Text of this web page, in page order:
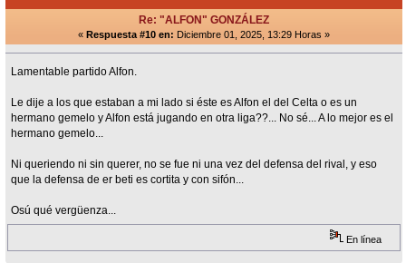
Re: "ALFON" GONZÁLEZ
« Respuesta #10 en: Diciembre 01, 2025, 13:29 Horas »
Lamentable partido Alfon.
Le dije a los que estaban a mi lado si éste es Alfon el del Celta o es un
hermano gemelo y Alfon está jugando en otra liga??... No sé... A lo mejor es el
hermano gemelo...
Ni queriendo ni sin querer, no se fue ni una vez del defensa del rival, y eso
que la defensa de er beti es cortita y con sifón...
Osú qué vergüenza...
En línea